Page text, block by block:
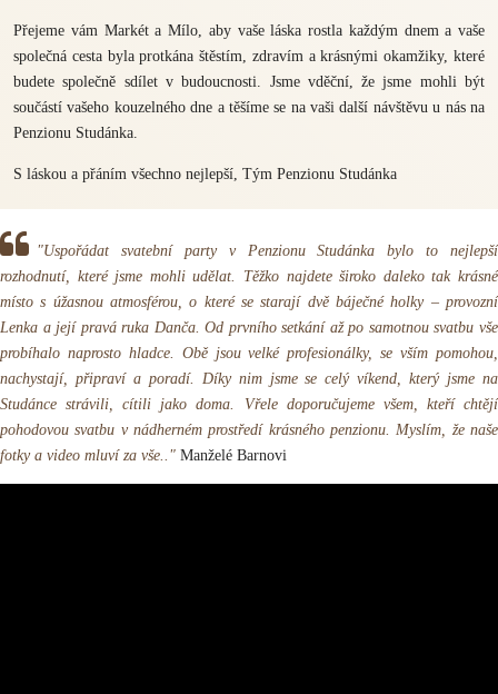
Přejeme vám Markét a Mílo, aby vaše láska rostla každým dnem a vaše
společná cesta byla protkána štěstím, zdravím a krásnými okamžiky, které
budete společně sdílet v budoucnosti. Jsme vděční, že jsme mohli být
součástí vašeho kouzelného dne a těšíme se na vaši další návštěvu u nás na
Penzionu Studánka.
S láskou a přáním všechno nejlepší, Tým Penzionu Studánka
"Uspořádat svatební party v Penzionu Studánka bylo to nejlepší
rozhodnutí, které jsme mohli udělat. Těžko najdete široko daleko tak krásné
místo s úžasnou atmosférou, o které se starají dvě báječné holky – provozní
Lenka a její pravá ruka Danča. Od prvního setkání až po samotnou svatbu vše
probíhalo naprosto hladce. Obě jsou velké profesionálky, se vším pomohou,
nachystají, připraví a poradí. Díky nim jsme se celý víkend, který jsme na
Studánce strávili, cítili jako doma. Vřele doporučujeme všem, kteří chtějí
pohodovou svatbu v nádherném prostředí krásného penzionu. Myslím, že naše
fotky a video mluví za vše.." Manželé Barnovi